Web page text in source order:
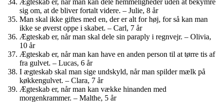
sig om, at de bliver fortalt videre. – Julie, 8 år
Man skal ikke giftes med en, der er alt for høj, for så kan man
ikke se øverst oppe i skabet. – Carl, 7 år
Ægteskab er, når man skal dele sin paraply i regnvejr. – Olivia,
10 år
Ægteskab er, når man kan have en anden person til at tørre tis af
fra gulvet. – Lucas, 6 år
I ægteskab skal man sige undskyld, når man spilder mælk på
køkkengulvet. – Clara, 7 år
Ægteskab er, når man kan vække hinanden med
morgenkrammer. – Malthe, 5 år